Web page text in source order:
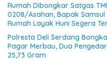
Rumah Dibongkar Satgas
0208/Asahan, Bapak
Rumah Layak Huni Segera
Polresta Deli Serdang
Pagar Merbau, Dua
25,73 Gram